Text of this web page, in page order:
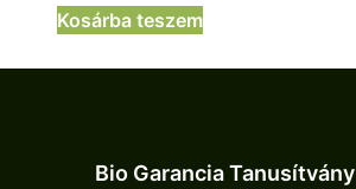
Kosárba teszem
Bio Garancia Tanusítvány